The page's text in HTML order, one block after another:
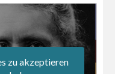
zu akzeptieren